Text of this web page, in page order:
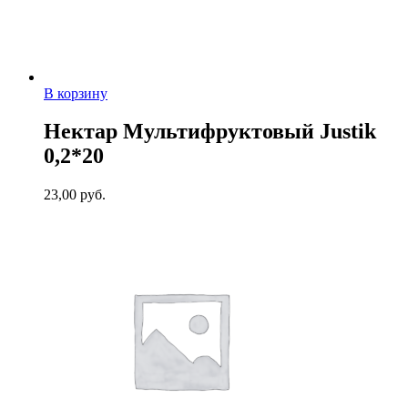
В корзину
Нектар Мультифруктовый Justik
0,2*20
23,00 руб.